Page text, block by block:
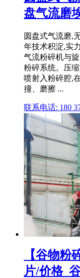
盘气流磨
圆盘式气流磨,
年技术积淀,实
气流粉碎机与
粉碎系统。压
喷射入粉碎腔,
撞、磨擦 ...
联系电话: 180
【谷物粉
片/价格_